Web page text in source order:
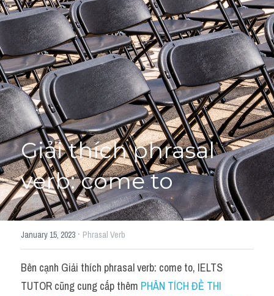
Giải đề thi từng câu
Lời khuyên
Giải đề thi
Academic words
Phrase
Phrasal Verb
Idioms đồng nghĩa
Idioms trái nghĩa
Antonym
Idiom
HỌC THỬ
Giải thích phrasal
verb: come to
January 15, 2023 · Phrasal Verb
Bên cạnh Giải thích phrasal verb: come to, IELTS
TUTOR cũng cung cấp thêm PHÂN TÍCH ĐỀ THI